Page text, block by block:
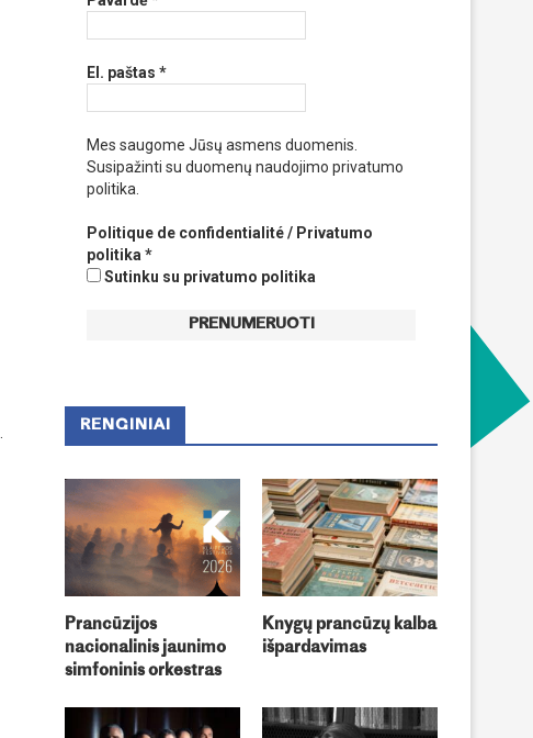
El. paštas *
Mes saugome Jūsų asmens duomenis.
Susipažinti su duomenų naudojimo privatumo
politika.
Politique de confidentialité / Privatumo
politika *
Sutinku su privatumo politika
RENGINIAI
Prancūzijos
nacionalinis jaunimo
simfoninis orkestras
Knygų prancūzų kalba
išpardavimas